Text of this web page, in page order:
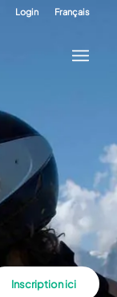
Login Français
Inscription ici